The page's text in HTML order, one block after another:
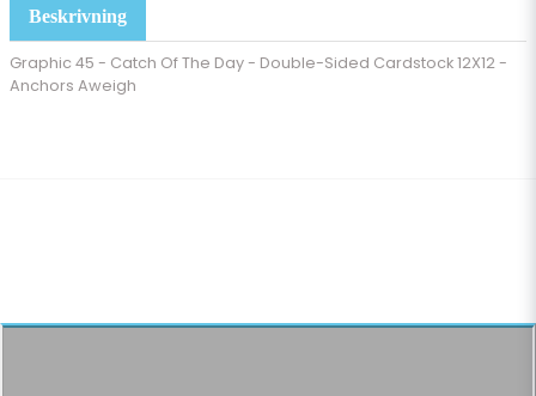
Beskrivning
Graphic 45 - Catch Of The Day - Double-Sided Cardstock 12X12 -
Anchors Aweigh